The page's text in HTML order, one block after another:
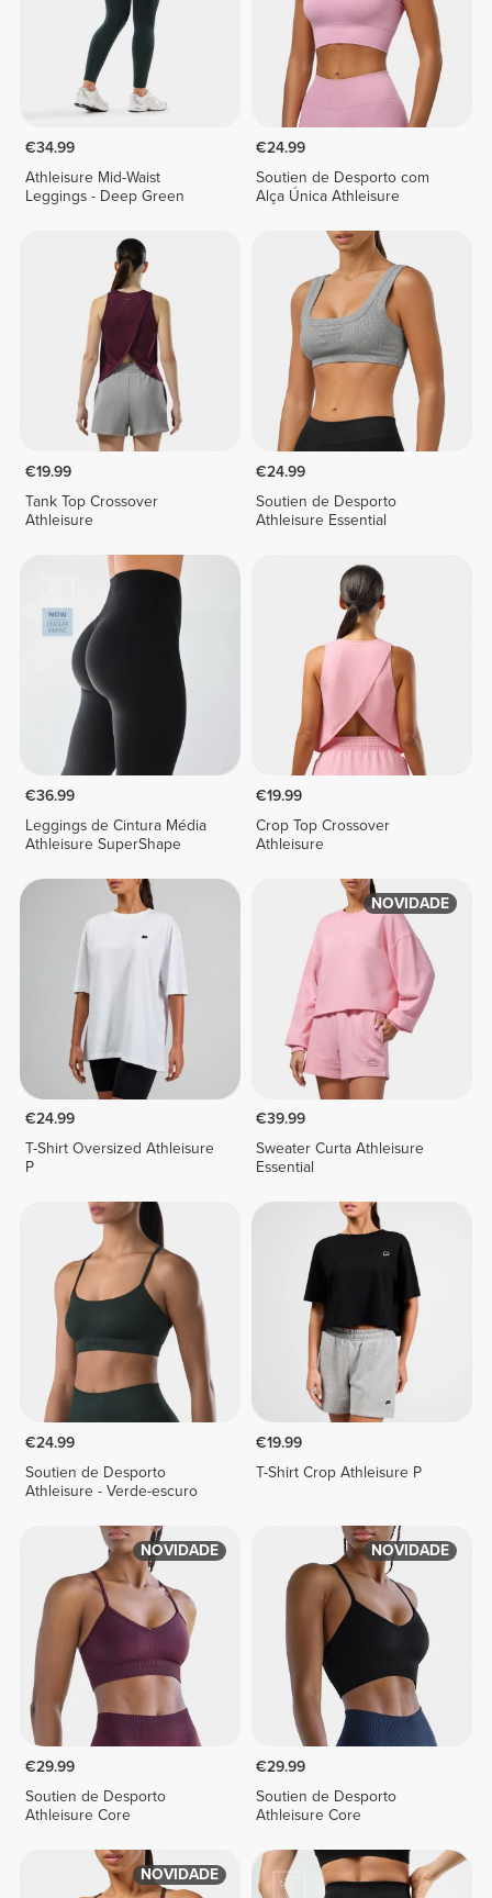
€34.99
Athleisure Mid-Waist
Leggings - Deep Green
€24.99
Soutien de Desporto com
Alça Única Athleisure
€19.99
Tank Top Crossover
Athleisure
€24.99
Soutien de Desporto
Athleisure Essential
€36.99
Leggings de Cintura Média
Athleisure SuperShape
€19.99
Crop Top Crossover
Athleisure
€24.99
T-Shirt Oversized Athleisure
P
NOVIDADE
€39.99
Sweater Curta Athleisure
Essential
€24.99
Soutien de Desporto
Athleisure - Verde-escuro
€19.99
T-Shirt Crop Athleisure P
NOVIDADE
€29.99
Soutien de Desporto
Athleisure Core
NOVIDADE
€29.99
Soutien de Desporto
Athleisure Core
NOVIDADE